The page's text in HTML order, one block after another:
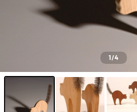
1/4